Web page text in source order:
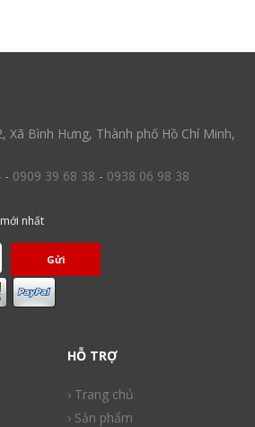
Xã Bình Hưng, Thành phố Hồ Chí Minh,
- 0909 39 68 38 - 0938 06 98 38
nhất
Gửi
HỖ TRỢ
› Trang chủ
› Sản phẩm